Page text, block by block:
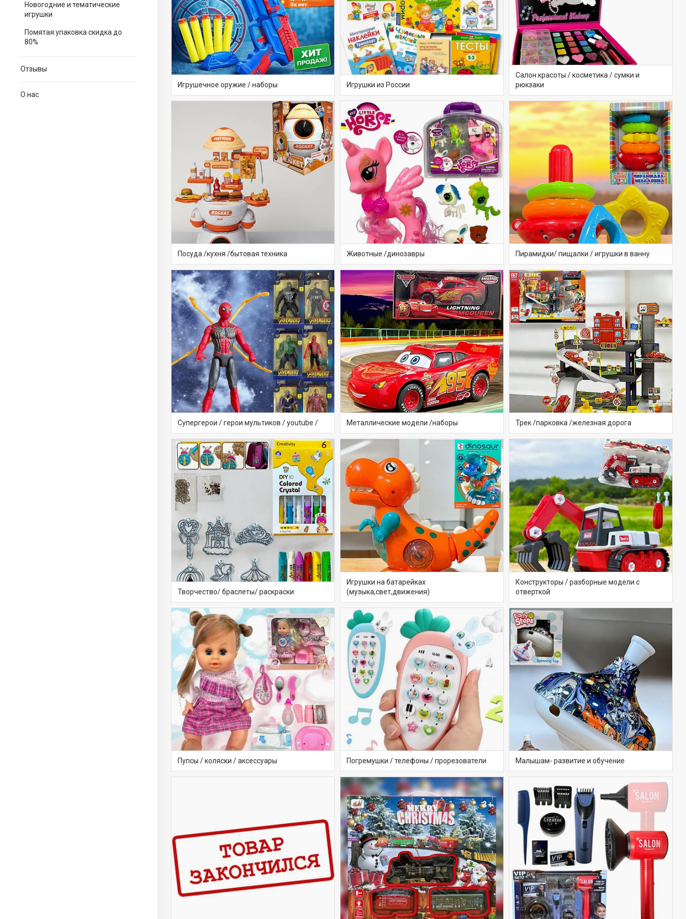
Новогодние и тематические
игрушки
Помятая упаковка скидка до
80%
Отзывы
О нас
Игрушечное оружие / наборы Игрушки из России
Салон красоты / косметика / сумки и
рюкзаки
Посуда /кухня /бытовая техника Животные /динозавры Пирамидки/ пищалки / игрушки в ванну
Супергерои / герои мультиков / youtube / Металлические модели /наборы Трек /парковка /железная дорога
Творчество/ браслеты/ раскраски
Игрушки на батарейках
(музыка,свет,движения)
Конструкторы / разборные модели с
отверткой
Пупсы / коляски / аксессуары Погремушки / телефоны / прорезователи Малышам- развитие и обучение